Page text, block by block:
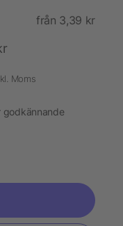
från 3,39 kr
Moms
godkännande